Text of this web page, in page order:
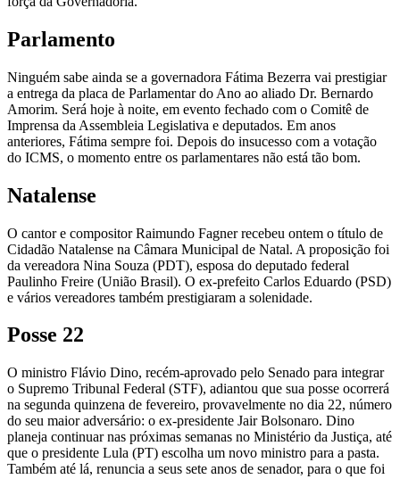
Parlamento
Ninguém sabe ainda se a governadora Fátima Bezerra vai prestigiar
a entrega da placa de Parlamentar do Ano ao aliado Dr. Bernardo
Amorim. Será hoje à noite, em evento fechado com o Comitê de
Imprensa da Assembleia Legislativa e deputados. Em anos
anteriores, Fátima sempre foi. Depois do insucesso com a votação
do ICMS, o momento entre os parlamentares não está tão bom.
Natalense
O cantor e compositor Raimundo Fagner recebeu ontem o título de
Cidadão Natalense na Câmara Municipal de Natal. A proposição foi
da vereadora Nina Souza (PDT), esposa do deputado federal
Paulinho Freire (União Brasil). O ex-prefeito Carlos Eduardo (PSD)
e vários vereadores também prestigiaram a solenidade.
Posse 22
O ministro Flávio Dino, recém-aprovado pelo Senado para integrar
o Supremo Tribunal Federal (STF), adiantou que sua posse ocorrerá
na segunda quinzena de fevereiro, provavelmente no dia 22, número
do seu maior adversário: o ex-presidente Jair Bolsonaro. Dino
planeja continuar nas próximas semanas no Ministério da Justiça, até
que o presidente Lula (PT) escolha um novo ministro para a pasta.
Também até lá, renuncia a seus sete anos de senador, para o que foi